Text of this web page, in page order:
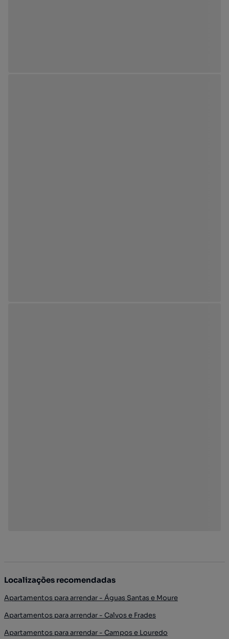
Localizações recomendadas
Apartamentos para arrendar - Águas Santas e Moure
Apartamentos para arrendar - Calvos e Frades
Apartamentos para arrendar - Campos e Louredo